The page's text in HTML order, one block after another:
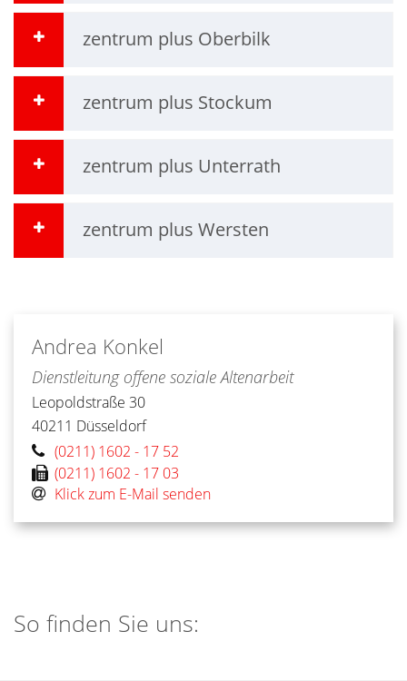
zentrum plus Oberbilk
zentrum plus Stockum
zentrum plus Unterrath
zentrum plus Wersten
Andrea Konkel
Dienstleitung offene soziale Altenarbeit
Leopoldstraße 30
40211 Düsseldorf
(0211) 1602 - 17 52
(0211) 1602 - 17 03
Klick zum E-Mail senden
So finden Sie uns: